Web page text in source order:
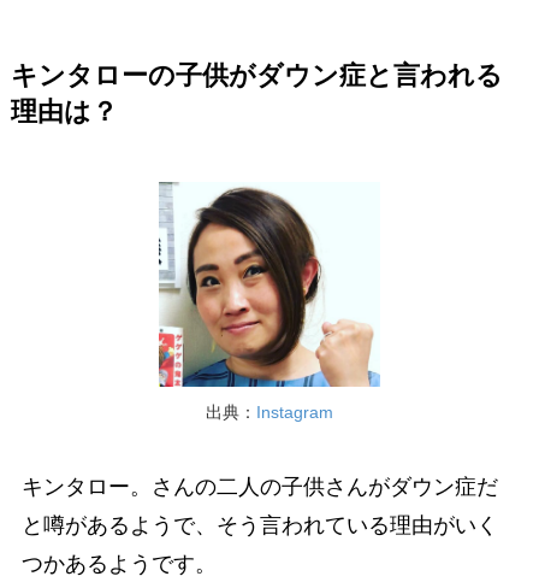
キンタローの子供がダウン症と言われる
理由は？
出典： Instagram
キンタロー。さんの二人の子供さんがダウン症だ
と噂があるようで、そう言われている理由がいく
つかあるようです。